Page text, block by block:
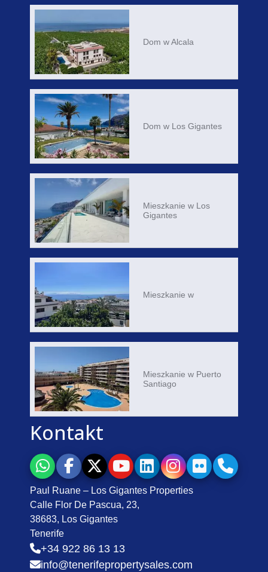
Dom w Alcala
Dom w Los Gigantes
Mieszkanie w Los
Gigantes
Mieszkanie w
Mieszkanie w Puerto
Santiago
Kontakt
Paul Ruane – Los Gigantes Properties
Calle Flor De Pascua, 23,
38683, Los Gigantes
Tenerife
+34 922 86 13 13
info@tenerifepropertysales.com